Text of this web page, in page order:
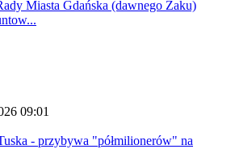
Miasta Gdańska (dawnego Żaku)
09:01
- przybywa "półmilionerów" na